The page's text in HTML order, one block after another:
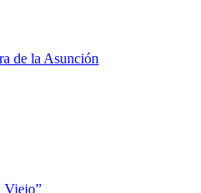
de la Asunción
Viejo”